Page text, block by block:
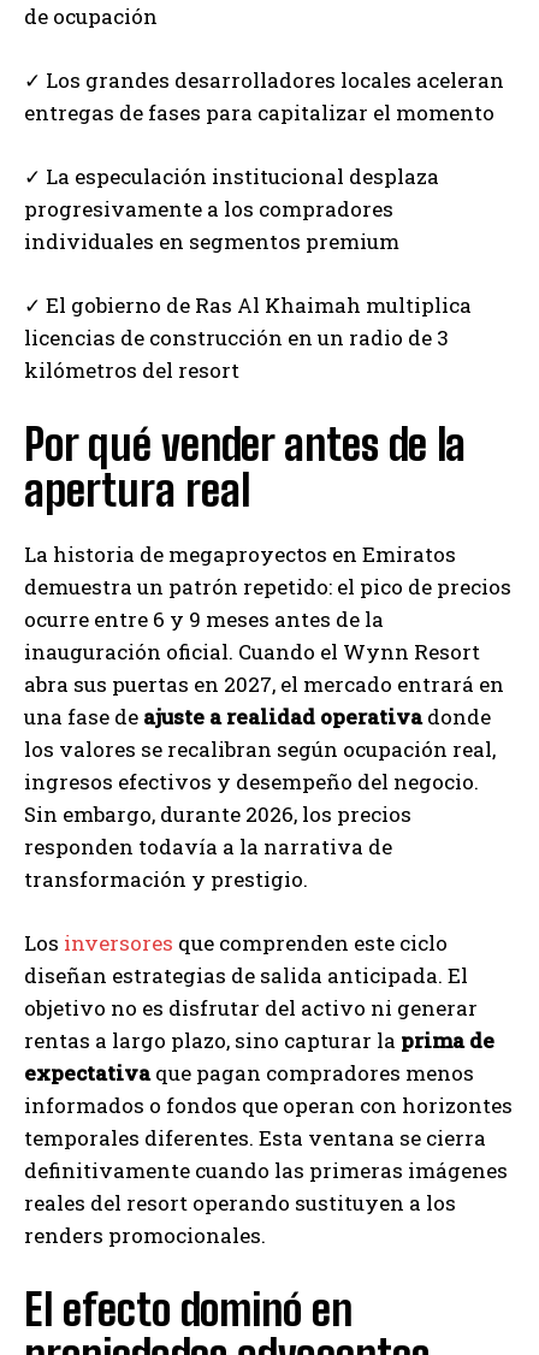
de ocupación
✓ Los grandes desarrolladores locales aceleran
entregas de fases para capitalizar el momento
✓ La especulación institucional desplaza
progresivamente a los compradores
individuales en segmentos premium
✓ El gobierno de Ras Al Khaimah multiplica
licencias de construcción en un radio de 3
kilómetros del resort
Por qué vender antes de la
apertura real
La historia de megaproyectos en Emiratos
demuestra un patrón repetido: el pico de precios
ocurre entre 6 y 9 meses antes de la
inauguración oficial. Cuando el Wynn Resort
abra sus puertas en 2027, el mercado entrará en
una fase de ajuste a realidad operativadonde
los valores se recalibran según ocupación real,
ingresos efectivos y desempeño del negocio.
Sin embargo, durante 2026, los precios
responden todavía a la narrativa de
transformación y prestigio.
Los inversores que comprenden este ciclo
diseñan estrategias de salida anticipada. El
objetivo no es disfrutar del activo ni generar
rentas a largo plazo, sino capturar la prima de
expectativaque pagan compradores menos
informados o fondos que operan con horizontes
temporales diferentes. Esta ventana se cierra
definitivamente cuando las primeras imágenes
reales del resort operando sustituyen a los
renders promocionales.
El efecto dominó en